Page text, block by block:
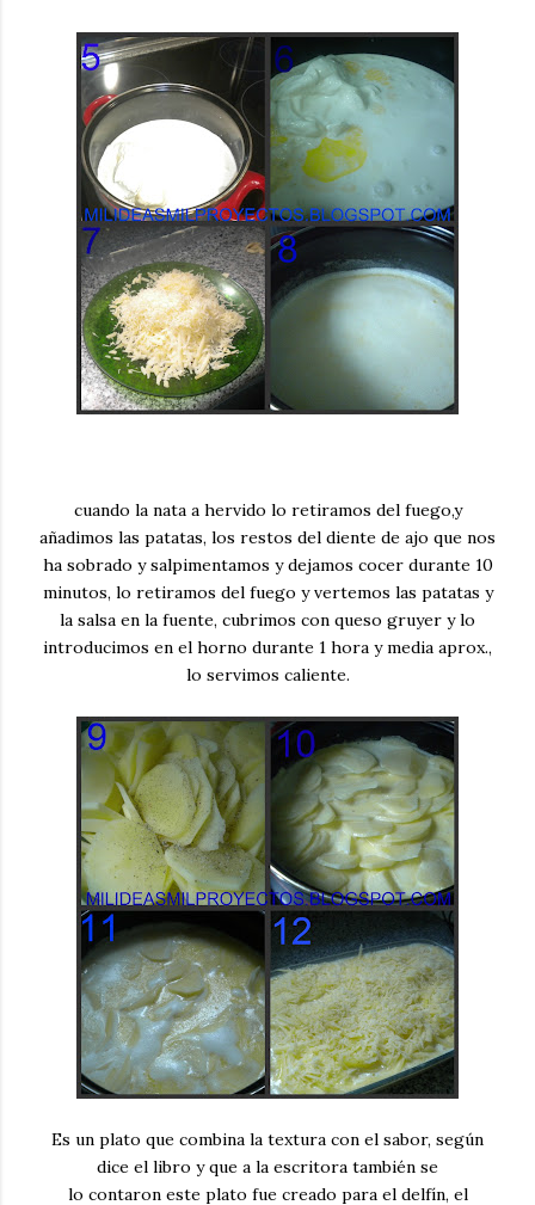
cuando la nata a hervido lo retiramos del fuego,y
añadimos las patatas, los restos del diente de ajo que nos
ha sobrado y salpimentamos y dejamos cocer durante 10
minutos, lo retiramos del fuego y vertemos las patatas y
la salsa en la fuente, cubrimos con queso gruyer y lo
introducimos en el horno durante 1 hora y media aprox.,
lo servimos caliente.
Es un plato que combina la textura con el sabor, según
dice el libro y que a la escritora también se
lo contaron este plato fue creado para el delfín, el